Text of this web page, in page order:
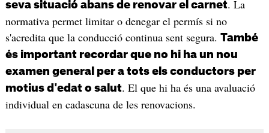
seva situació abans de renovar el carnet. La
normativa permet limitar o denegar el permís si no
s'acredita que la conducció continua sent segura. També
és important recordar que no hi ha un nou
examen general per a tots els conductors per
motius d'edat o salut. El que hi ha és una avaluació
individual en cadascuna de les renovacions.